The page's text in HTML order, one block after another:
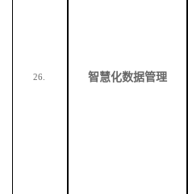
26. 智慧化数据管理